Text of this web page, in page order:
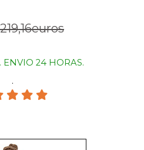
24 HORAS.
.